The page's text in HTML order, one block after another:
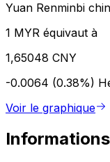
Yuan Renminbi
1 MYR équivaut à
1,65048 CNY
-0.0064 (0.38%)
Voir le graphique